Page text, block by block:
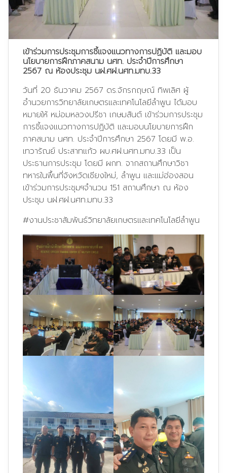
เข้าร่วมการประชุมการชี้แจงแนวทางการปฏิบัติ และมอบ
นโยบายการฝึกภาคสนาม นศท. ประจำปีการศึกษา
2567 ณ ห้องประชุม นฝ.ศฝ.นศท.มทบ.33
วันที่ 20 ธันวาคม 2567 ดร.จักรกฤษณ์ ทิพเลิศ ผู้
อำนวยการวิทยาลัยเกษตรและเทคโนโลยีลำพูน ได้มอบ
หมายให้ หม่อมหลวงปรีชา เกษมสันต์ เข้าร่วมการประชุม
การชี้แจงแนวทางการปฏิบัติ และมอบนโยบายการฝึก
ภาคสนาม นศท. ประจำปีการศึกษา 2567 โดยมี พ.อ.
เทวารัณย์ ประสาทแก้ว ผบ.ศฝ.นศท.มทบ.33 เป็น
ประธานการประชุม โดยมี ผกท. จากสถานศึกษาวิชา
ทหารในพื้นที่จังหวัดเชียงใหม่, ลำพูน และแม่ฮ่องสอน
เข้าร่วมการประชุมฯจำนวน 151 สถานศึกษา ณ ห้อง
ประชุม นฝ.ศฝ.นศท.มทบ.33
#งานประชาสัมพันธ์วิทยาลัยเกษตรและเทคโนโลยีลำพูน